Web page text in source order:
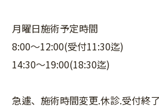
月曜日施術予定時間
8:00〜12:00(受付11:30迄)
14:30〜19:00(18:30迄)
急遽、施術時間変更.休診.受付終